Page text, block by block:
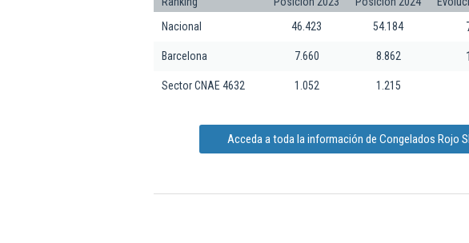
Nacional
46.423 54.184
Barcelona 7.660 8.862
Sector CNAE 4632 1.052 1.215
Acceda a toda la información de Congelados Rojo Sl